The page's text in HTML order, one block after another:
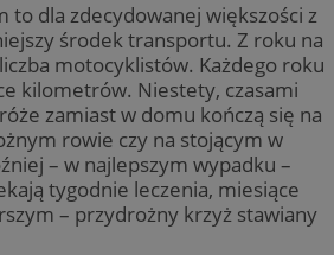
to dla zdecydowanej większości z
środek transportu. Z roku na
motocyklistów. Każdego roku
kilometrów. Niestety, czasami
zamiast w domu kończą się na
rowie czy na stojącym w
– w najlepszym wypadku –
tygodnie leczenia, miesiące
– przydrożny krzyż stawiany